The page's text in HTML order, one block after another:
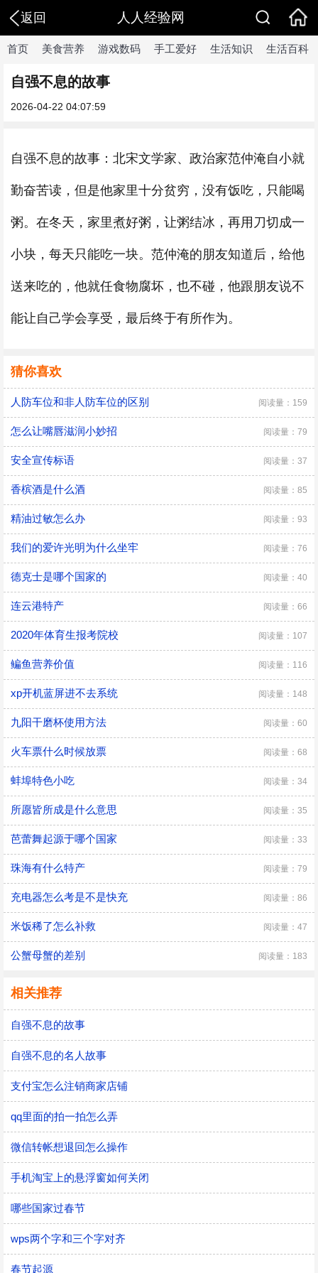
返回 人人经验网
首页 美食营养 游戏数码 手工爱好 生活知识 生活百科
自强不息的故事
2026-04-22 04:07:59
自强不息的故事：北宋文学家、政治家范仲淹自小就
勤奋苦读，但是他家里十分贫穷，没有饭吃，只能喝
粥。在冬天，家里煮好粥，让粥结冰，再用刀切成一
小块，每天只能吃一块。范仲淹的朋友知道后，给他
送来吃的，他就任食物腐坏，也不碰，他跟朋友说不
能让自己学会享受，最后终于有所作为。
猜你喜欢
人防车位和非人防车位的区别 阅读量：159
怎么让嘴唇滋润小妙招 阅读量：79
安全宣传标语 阅读量：37
香槟酒是什么酒 阅读量：85
精油过敏怎么办 阅读量：93
我们的爱许光明为什么坐牢 阅读量：76
德克士是哪个国家的 阅读量：40
连云港特产 阅读量：66
2020年体育生报考院校 阅读量：107
鳊鱼营养价值 阅读量：116
xp开机蓝屏进不去系统 阅读量：148
九阳干磨杯使用方法 阅读量：60
火车票什么时候放票 阅读量：68
蚌埠特色小吃 阅读量：34
所愿皆所成是什么意思 阅读量：35
芭蕾舞起源于哪个国家 阅读量：33
珠海有什么特产 阅读量：79
充电器怎么考是不是快充 阅读量：86
米饭稀了怎么补救 阅读量：47
公蟹母蟹的差别 阅读量：183
相关推荐
自强不息的故事
自强不息的名人故事
支付宝怎么注销商家店铺
qq里面的拍一拍怎么弄
微信转帐想退回怎么操作
手机淘宝上的悬浮窗如何关闭
哪些国家过春节
wps两个字和三个字对齐
春节起源